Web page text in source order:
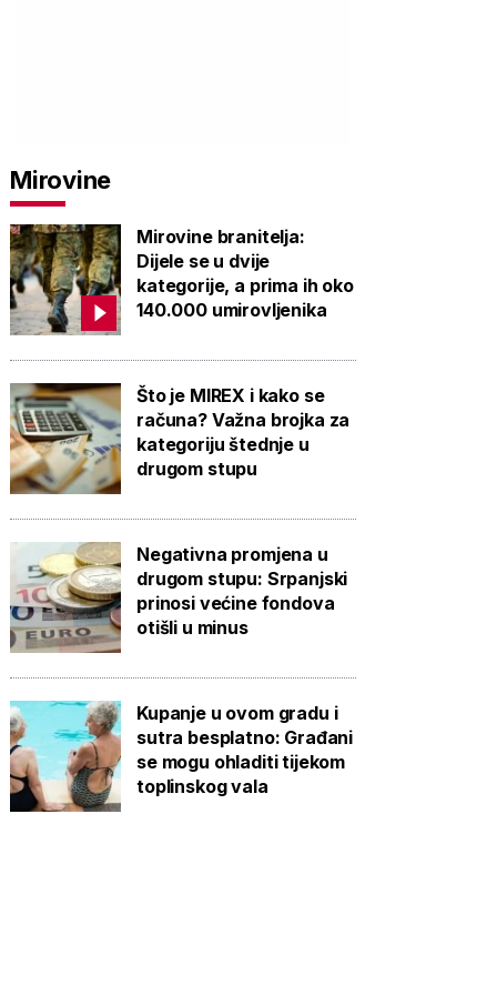
Mirovine
Mirovine branitelja:
Dijele se u dvije
kategorije, a prima ih oko
140.000 umirovljenika
Što je MIREX i kako se
računa? Važna brojka za
kategoriju štednje u
drugom stupu
Negativna promjena u
drugom stupu: Srpanjski
prinosi većine fondova
otišli u minus
Kupanje u ovom gradu i
sutra besplatno: Građani
se mogu ohladiti tijekom
toplinskog vala